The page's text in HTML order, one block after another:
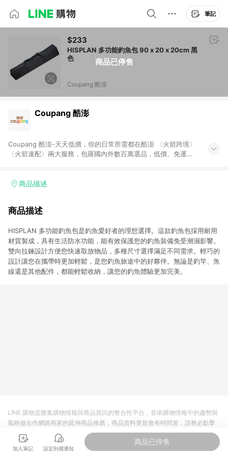
筆記
商品已停售
$233
HISPLAN 多功能釣魚包 90 x 20 x 20cm 黑
色
Coupang 酷澎
Coupang 酷澎
Coupang 酷澎-天天低價，你的日常所需都在酷澎 〈火箭跨境〉
〈火箭速配〉兩大服務，包羅國內外數百萬選品，低價、免運，
加入WOW會員告別湊免運，火箭速配、火箭跨境優質選品不限金
商品描述
商品描述
HISPLAN 多功能釣魚包是釣魚愛好者的理想選擇。這款釣魚包採用耐用
材質製成，具有生活防水功能，能有效保護您的釣魚裝備免受潮濕影響。
雙向拉鍊設計方便您快速取放物品，多種尺寸選擇滿足不同需求。輕巧的
設計讓您在攜帶時更加輕鬆，是您釣魚旅途中的好夥伴。無論是釣竿、魚
線還是其他配件，都能輕鬆收納，讓您的釣魚體驗更加完美。
加入筆記 設定到價通知
商品已停售
LINE 購物是匯集購物情報與商品資訊的整合性平台，並依購物情報中的趨勢與
風格做合作網路商家的延伸商品推薦，商品資料更新會有時間差，請務必點擊
商品至各合作網路商家，確認現售價與購物條件，一切資訊以合作廠商網頁為
準。